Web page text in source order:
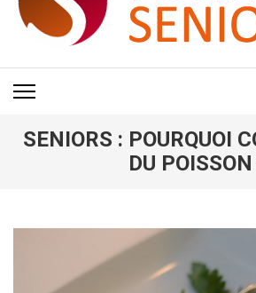
PORTAIL
SENIORS : POURQUOI
DU